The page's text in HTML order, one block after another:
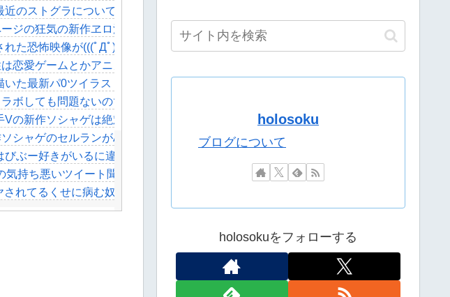
が8月19日デビュー『作品のキャラクターがVtuberになるのはすごく斬新やね』
呼ばれない女「言うても忙しいし継続的には無理なんだろう」
コはやってそう、みこちは・・忙しくて無理だろう」
『鬼滅の刃』OPとして社会現象を巻き起こした名曲のエネルギー
ｗｗｗｗｗｗ
近のストグラについて教えてって配信してたけどさ
ージの狂気の新作ヱロ漫画「スパ・カイラクーア4」発売から2週間で7万部売れるｗｗｗ
た恐怖映像が(((ﾟДﾟ)))
は恋愛ゲームとかアニメ見てない。本当の闇を見せるね」←170000バズwwwwwww
いた最新パ0ツイラストにネット衝撃「この質感の出し方」「実写かと思いました]
ボしても問題ないのでは？
Vの新作ソシャゲは絶対にやらん」
シャゲのセルランがAndroidとiPhoneで違うと話題に……
ぶー好きがいるに違いない
気持ち悪いツイート聞くやつやってるのかなって思ったら相手鴨神やんけ
れてるくせに病む奴が多い理由ｗｗｗｗ
holosoku
ブログについて
holosokuをフォローする